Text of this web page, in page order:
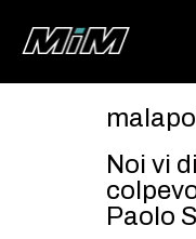
Noi vi
Paolo